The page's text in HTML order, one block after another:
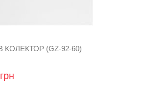
КОЛЕКТОР (GZ-92-60)